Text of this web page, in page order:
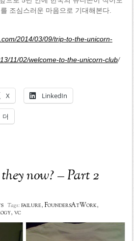
조심스러운 마음으로 기대해본다.
2014/03/09/trip-to-the-unicorn-
11/02/welcome-to-the-unicorn-club/
X LinkedIn
더
now? – Part 2
Tags:failure, FoundersAtWork,
, vc